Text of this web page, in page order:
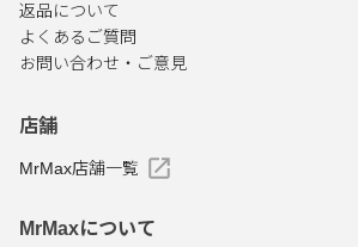
返品について
よくあるご質問
お問い合わせ・ご意見
店舗
MrMax店舗一覧
MrMaxについて